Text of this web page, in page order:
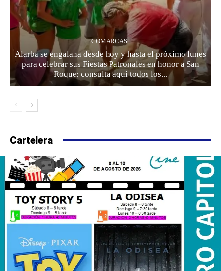
COMARCAS
Alarba se engalana desde hoy y hasta el próximo lunes
para celebrar sus Fiestas Patronales en honor a San
Roque: consulta aquí todos los...
Cartelera